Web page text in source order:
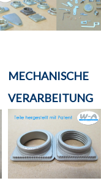
MECHANISCHE
VERARBEITUNG